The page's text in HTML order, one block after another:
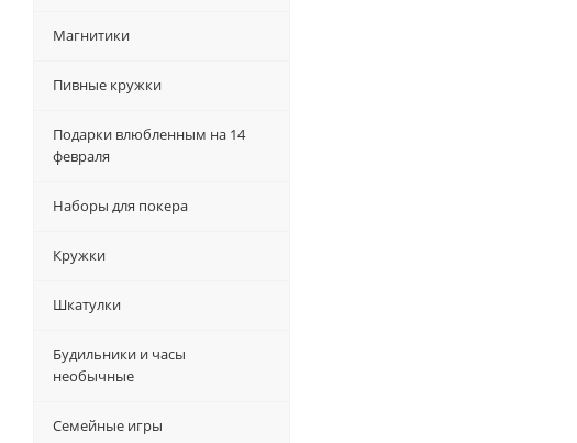
Магнитики
Пивные кружки
Подарки влюбленным на 14
февраля
Наборы для покера
Кружки
Шкатулки
Будильники и часы
необычные
Семейные игры